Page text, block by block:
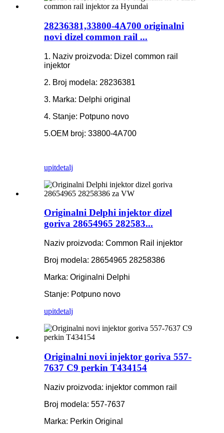
28236381,33800-4A700 originalni
novi dizel common rail ...
1. Naziv proizvoda: Dizel common rail
injektor
2. Broj modela: 28236381
3. Marka: Delphi original
4. Stanje: Potpuno novo
5.OEM broj: 33800-4A700
upitdetalj
Originalni Delphi injektor dizel
goriva 28654965 282583...
Naziv proizvoda: Common Rail injektor
Broj modela: 28654965 28258386
Marka: Originalni Delphi
Stanje: Potpuno novo
upitdetalj
Originalni novi injektor goriva 557-
7637 C9 perkin T434154
Naziv proizvoda: injektor common rail
Broj modela: 557-7637
Marka: Perkin Original